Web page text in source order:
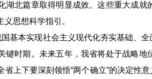
湖北篇章取得明显成效。这些重大成
思想科学指引。
国基本实现社会主义现代化夯实基础、
键时期。未来五年，我省将处于战略
上下要深刻领悟“两个确立”的决定性意